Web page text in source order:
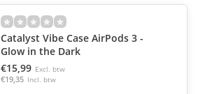
Catalyst Vibe Case AirPods 3 -
Glow in the Dark
€15,99 Excl. btw
€19,35 Incl. btw